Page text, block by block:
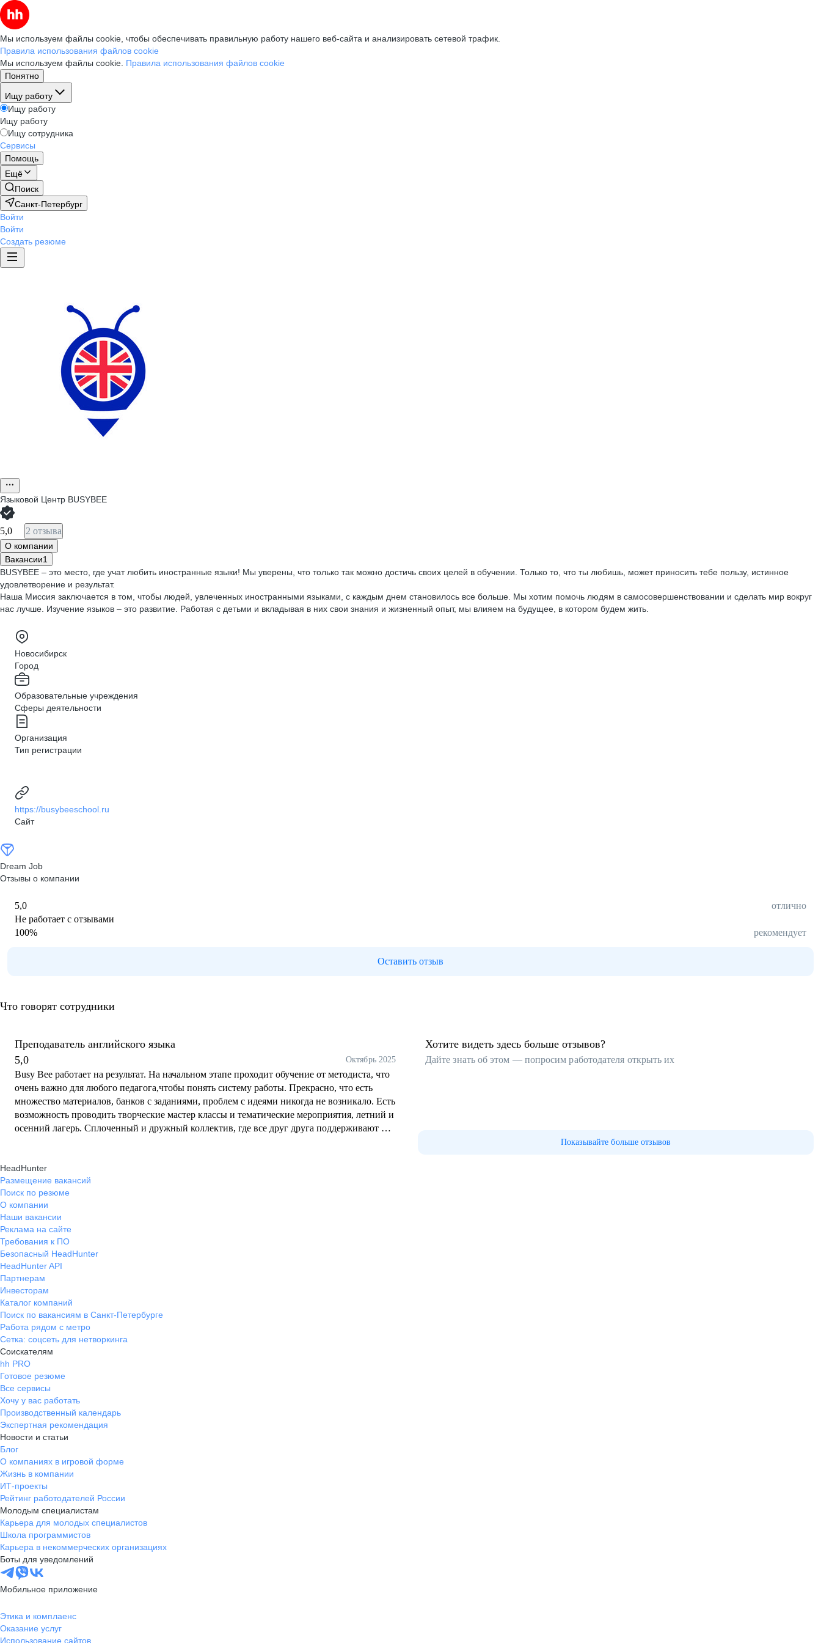
Мы используем файлы cookie, чтобы обеспечивать правильную работу нашего веб-сайта и анализировать сетевой трафик.
Правила использования файлов cookie
Мы используем файлы cookie. Правила использования файлов cookie
Понятно
Ищу работу
Ищу работу
Ищу работу
Ищу сотрудника
Сервисы
Помощь
Ещё
Поиск
Санкт-Петербург
Войти
Войти
Создать резюме
Языковой Центр BUSYBEE
5,0 2 отзыва
О компании
Вакансии1
BUSYBEE – это место, где учат любить иностранные языки! Мы уверены, что только так можно достичь своих целей в обучении. Только то, что ты любишь, может приносить тебе пользу, истинное
удовлетворение и результат.
Наша Миссия заключается в том, чтобы людей, увлеченных иностранными языками, с каждым днем становилось все больше. Мы хотим помочь людям в самосовершенствовании и сделать мир вокруг
нас лучше. Изучение языков – это развитие. Работая с детьми и вкладывая в них свои знания и жизненный опыт, мы влияем на будущее, в котором будем жить.
Новосибирск
Город
Образовательные учреждения
Сферы деятельности
Организация
Тип регистрации
https://busybeeschool.ru
Сайт
Dream Job
Отзывы о компании
5,0
отлично
Не работает с отзывами
100% рекомендует
Оставить отзыв
Что говорят сотрудники
Преподаватель английского языка
5,0
Октябрь 2025
Busy Bee работает на результат. На начальном этапе проходит обучение от методиста, что
очень важно для любого педагога,чтобы понять систему работы. Прекрасно, что есть
множество материалов, банков с заданиями, проблем с идеями никогда не возникало. Есть
возможность проводить творческие мастер классы и тематические мероприятия, летний и
осенний лагерь. Сплоченный и дружный коллектив, где все друг друга поддерживают и
разному и всегда западают в душу) Также, я имела возможность проходить различные
тренинги и обучения, что позволило мне развивать свои навыки. Атмосфера в центре
всегда позитивная и душевная, детям всегда хочется туда возвращаться, как и
преподавателям . Работа в языковом центре Busy Bee не только обогатила меня
профессионально, но и открыла , в первую очередь, мир в качественное образование . Я
всегда буду с теплотой вспоминать это место и людей, с которыми мне повезло работать.
Рекомендую всем, кто ищет интересную и вдохновляющую работу в сфере образования!
Хотите видеть здесь больше отзывов?
Дайте знать об этом — попросим работодателя открыть их
Показывайте больше отзывов
HeadHunter
Размещение вакансий
Поиск по резюме
О компании
Наши вакансии
Реклама на сайте
Требования к ПО
Безопасный HeadHunter
HeadHunter API
Партнерам
Инвесторам
Каталог компаний
Поиск по вакансиям в Санкт-Петербурге
Работа рядом с метро
Сетка: соцсеть для нетворкинга
Соискателям
hh PRO
Готовое резюме
Все сервисы
Хочу у вас работать
Производственный календарь
Экспертная рекомендация
Новости и статьи
Блог
О компаниях в игровой форме
Жизнь в компании
ИТ-проекты
Рейтинг работодателей России
Молодым специалистам
Карьера для молодых специалистов
Школа программистов
Карьера в некоммерческих организациях
Боты для уведомлений
Мобильное приложение
Этика и комплаенс
Оказание услуг
Использование сайтов